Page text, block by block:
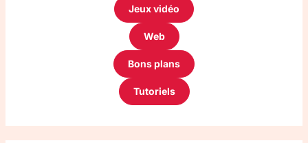
Jeux vidéo
Web
Bons plans
Tutoriels